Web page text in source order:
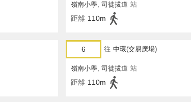
嶺南小學, 司徒拔道 站
距離 110m
6 往 中環(交易廣場)
嶺南小學, 司徒拔道 站
距離 110m